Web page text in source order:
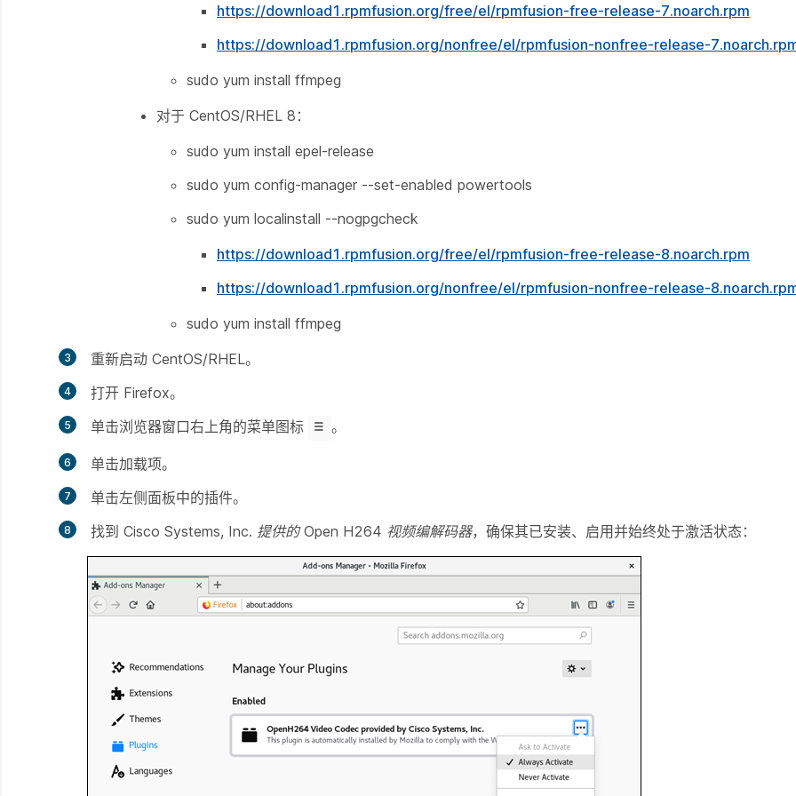
https://download1.rpmfusion.org/free/el/rpmfusion-free-release-7.noarch.rpm
https://download1.rpmfusion.org/nonfree/el/rpmfusion-nonfree-release-
sudo yum install ffmpeg
对于 CentOS/RHEL 8：
sudo yum install epel-release
sudo yum config-manager --set-enabled powertools
sudo yum localinstall --nogpgcheck
https://download1.rpmfusion.org/free/el/rpmfusion-free-release-8.noarch.rpm
https://download1.rpmfusion.org/nonfree/el/rpmfusion-nonfree-release-
sudo yum install ffmpeg
重新启动 CentOS/RHEL。
打开 Firefox。
单击浏览器窗口右上角的菜单图标
。
单击加载项。
单击左侧面板中的插件。
找到 Cisco Systems, Inc. 提供的 Open H264 视频编解码器，确保其已安装、启用并始终处于激活状态：